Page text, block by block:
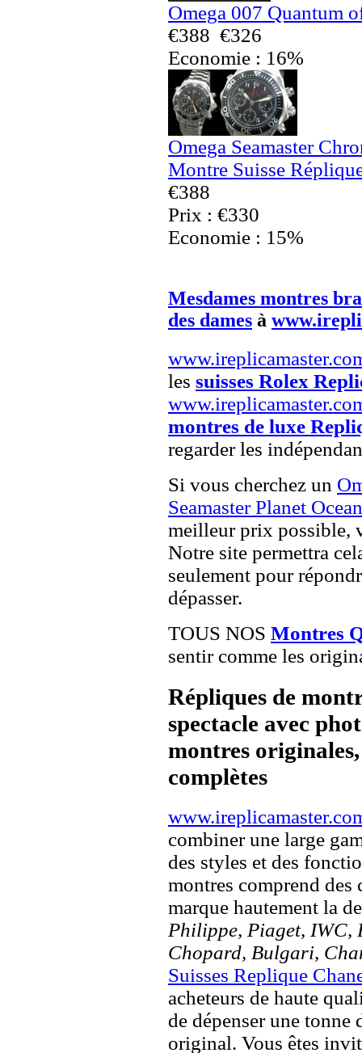
Omega 007 Quantum
€388 €326
Economie : 16%
Omega Seamaster
Montre Suisse
€388
Prix : €330
Economie : 15%
Mesdames montres
des dames à
les suisses Rolex
montres de luxe
regarder les
Si vous cherchez un
Seamaster Planet
meilleur prix possible,
Notre site permettra
seulement pour
dépasser.
TOUS NOS Montres
sentir comme les
Répliques de
spectacle avec
montres
complètes
combiner une large
des styles et des
montres comprend des
marque hautement la
Philippe, Piaget, IWC,
Chopard, Bulgari,
Suisses Replique
acheteurs de haute
de dépenser une
original. Vous êtes